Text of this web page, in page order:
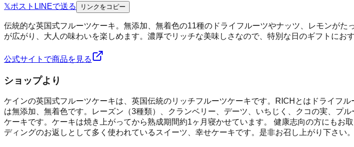
𝕏ポスト LINEで送る リンクをコピー
伝統的な英国式フルーツケーキ。無添加、無着色の11種のドライフルーツやナッツ、レモンが
が広がり、大人の味わいを楽しめます。濃厚でリッチな美味しさなので、特別な日のギフトにおす
公式サイトで商品を見る
ショップより
ケインの英国式フルーツケーキは、英国伝統のリッチフルーツケーキです。RICHとはドライフ
は無添加、無着色です。レーズン（3種類）、クランベリー、デーツ、いちじく、クコの実、プ
ケーキです。ケーキは焼き上がってから熟成期間約1ヶ月寝かせています。 健康志向の方にも
ディングのお返しとして多く使われているスイーツ、幸せケーキです。是非お召し上がり下さい。